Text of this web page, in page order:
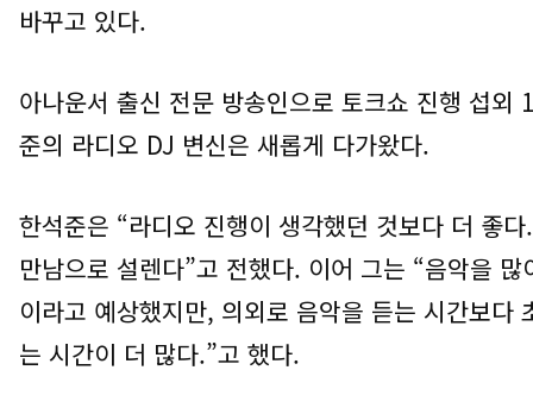
바꾸고 있다.
아나운서 출신 전문 방송인으로 토크쇼 진행 섭외
준의 라디오 DJ 변신은 새롭게 다가왔다.
한석준은 “라디오 진행이 생각했던 것보다 더 좋다
만남으로 설렌다”고 전했다. 이어 그는 “음악을 많
이라고 예상했지만, 의외로 음악을 듣는 시간보다
는 시간이 더 많다.”고 했다.